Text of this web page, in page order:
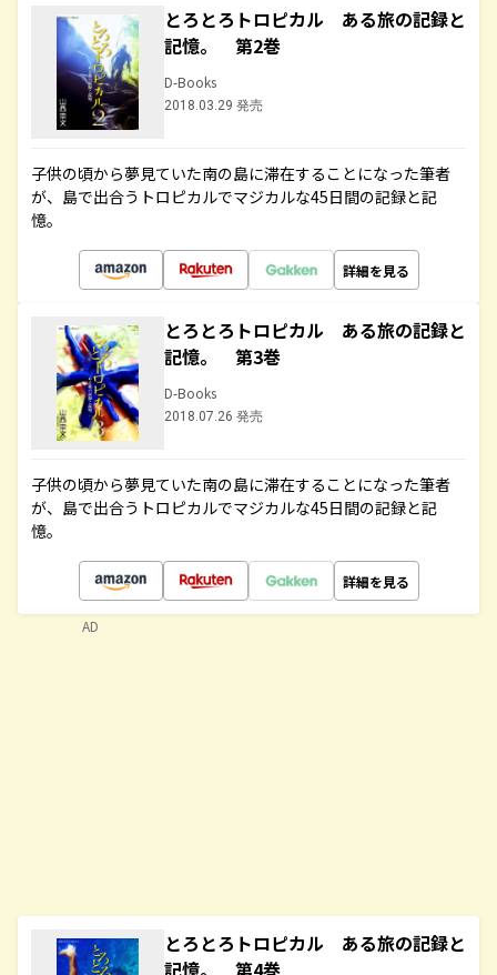
とろとろトロピカル ある旅の記録と
記憶。 第2巻
D-Books
2018.03.29 発売
子供の頃から夢見ていた南の島に滞在することになった筆者
が、島で出合うトロピカルでマジカルな45日間の記録と記
憶。
詳細を見る
とろとろトロピカル ある旅の記録と
記憶。 第3巻
D-Books
2018.07.26 発売
子供の頃から夢見ていた南の島に滞在することになった筆者
が、島で出合うトロピカルでマジカルな45日間の記録と記
憶。
詳細を見る
とろとろトロピカル ある旅の記録と
記憶。 第4巻
AD